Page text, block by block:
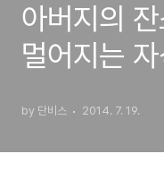
아버지의
멀어지는
by 단비스 2014. 7. 19.